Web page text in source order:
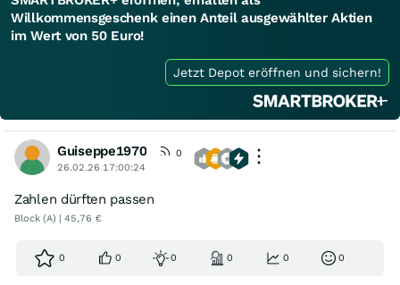
Willkommensgeschenk einen Anteil ausgewählter Aktien
im Wert von 50 Euro!
Jetzt Depot eröffnen und sichern!
Guiseppe1970
0
26.02.26 17:00:24
Zahlen dürften passen
Block (A) | 45,76 €
0 0 0 0 0 0